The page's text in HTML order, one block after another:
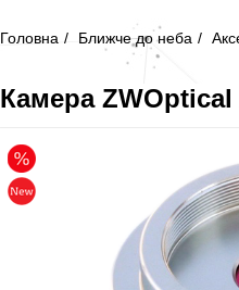
Головна / Ближче до неба /
Камера ZWOptical